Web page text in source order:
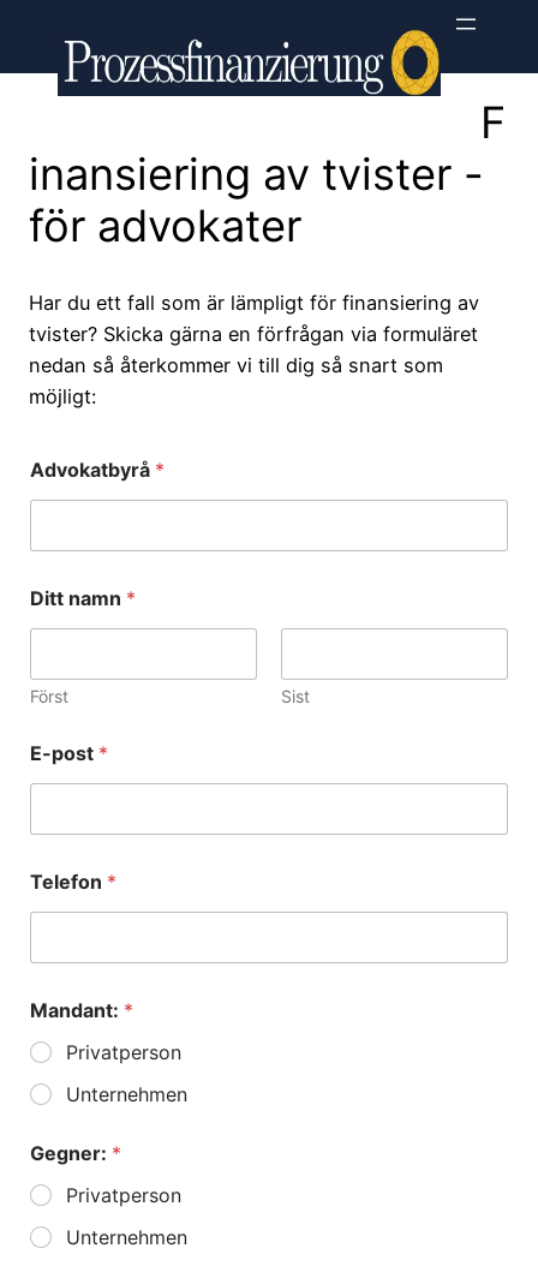
innehåll
F
inansiering av tvister -
för advokater
Har du ett fall som är lämpligt för finansiering av
tvister? Skicka gärna en förfrågan via formuläret
nedan så återkommer vi till dig så snart som
möjligt:
Advokatbyrå *
Ditt namn *
Först Sist
E-post *
Telefon *
Mandant: *
Privatperson
Unternehmen
Gegner: *
Privatperson
Unternehmen